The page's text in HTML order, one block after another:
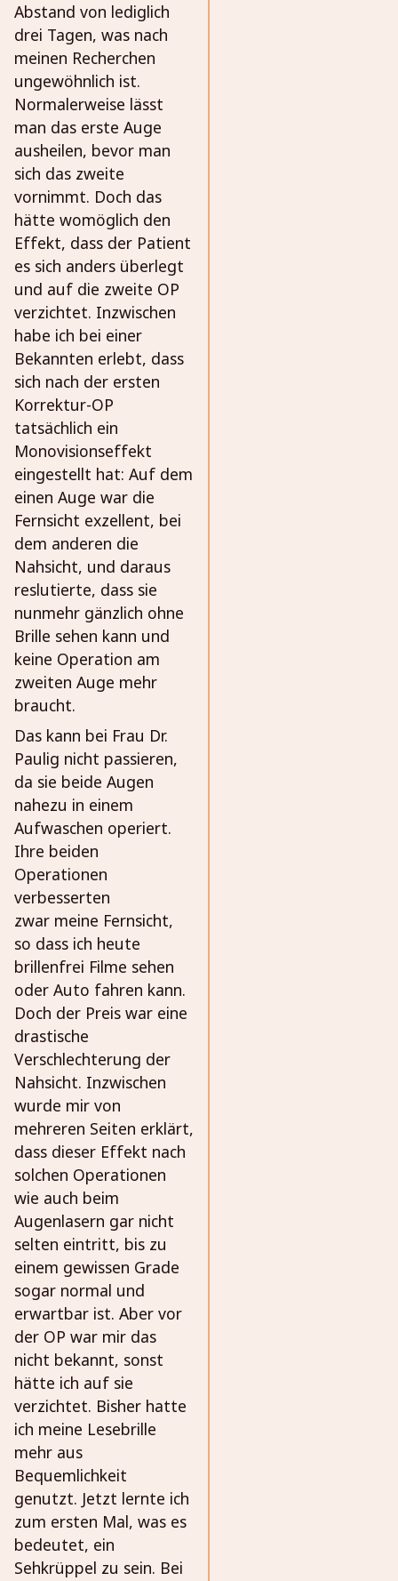
Abstand von lediglich
drei Tagen, was nach
meinen Recherchen
ungewöhnlich ist.
Normalerweise lässt
man das erste Auge
ausheilen, bevor man
sich das zweite
vornimmt. Doch das
hätte womöglich den
Effekt, dass der Patient
es sich anders überlegt
und auf die zweite OP
verzichtet. Inzwischen
habe ich bei einer
Bekannten erlebt, dass
sich nach der ersten
Korrektur-OP
tatsächlich ein
Monovisionseffekt
eingestellt hat: Auf dem
einen Auge war die
Fernsicht exzellent, bei
dem anderen die
Nahsicht, und daraus
reslutierte, dass sie
nunmehr gänzlich ohne
Brille sehen kann und
keine Operation am
zweiten Auge mehr
braucht.
Das kann bei Frau Dr.
Paulig nicht passieren,
da sie beide Augen
nahezu in einem
Aufwaschen operiert.
Ihre beiden
Operationen
verbesserten
zwar meine Fernsicht,
so dass ich heute
brillenfrei Filme sehen
oder Auto fahren kann.
Doch der Preis war eine
drastische
Verschlechterung der
Nahsicht. Inzwischen
wurde mir von
mehreren Seiten erklärt,
dass dieser Effekt nach
solchen Operationen
wie auch beim
Augenlasern gar nicht
selten eintritt, bis zu
einem gewissen Grade
sogar normal und
erwartbar ist. Aber vor
der OP war mir das
nicht bekannt, sonst
hätte ich auf sie
verzichtet. Bisher hatte
ich meine Lesebrille
mehr aus
Bequemlichkeit
genutzt. Jetzt lernte ich
zum ersten Mal, was es
bedeutet, ein
Sehkrüppel zu sein. Bei